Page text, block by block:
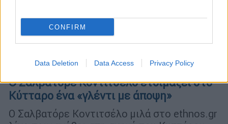
CONFIRM
Data Deletion Data Access Privacy Policy
Μουσική|02.02.2026 15:30
Ο Σαλβατόρε Κοντιτσέλο ετοιμάζει στο
Κύτταρο ένα «γλέντι με άποψη»
Ο Σαλβατόρε Κοντιτσέλο μιλά στο ethnos.gr